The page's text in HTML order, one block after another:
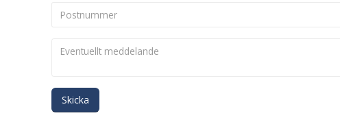
Skicka